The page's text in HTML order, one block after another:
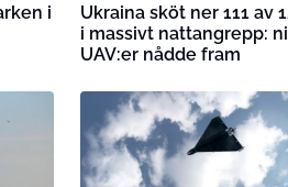
i
Ukraina sköt ner 111 av
i massivt nattangrepp:
UAV:er nådde fram